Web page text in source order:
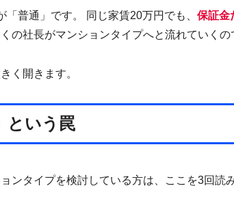
普通」です。 同じ家賃20万円でも、 保証金
の社長がマンションタイプへと流れていくの
く開きます。
という罠
ンタイプを検討している方は、ここを3回読